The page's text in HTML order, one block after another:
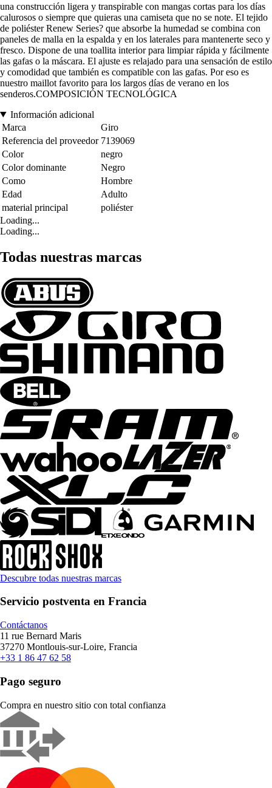
una construcción ligera y transpirable con mangas cortas para los días
calurosos o siempre que quieras una camiseta que no se note. El tejido
de poliéster Renew Series? que absorbe la humedad se combina con
paneles de malla en la espalda y en los laterales para mantenerte seco y
fresco. Dispone de una toallita interior para limpiar rápida y fácilmente
las gafas o la máscara. El ajuste es relajado para una sensación de estilo
y comodidad que también es compatible con las gafas. Por eso es
nuestro maillot favorito para los largos días de verano en los
senderos.COMPOSICIÓN TECNOLÓGICA
Información adicional
Marca
Giro
Referencia del proveedor 7139069
Color
negro
Color dominante
Negro
Como
Hombre
Edad
Adulto
material principal
poliéster
Loading...
Loading...
Todas nuestras marcas
Descubre todas nuestras marcas
Servicio postventa en Francia
Contáctanos
11 rue Bernard Maris
37270 Montlouis-sur-Loire, Francia
+33 1 86 47 62 58
Pago seguro
Compra en nuestro sitio con total confianza